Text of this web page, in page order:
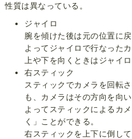
性質は異なっている。
ジャイロ
腕を傾けた後は元の位置に戻
よってジャイロで行なった
上や下を向くときはジャイロ
右スティック
スティックでカメラを回転
も、カメラはその方向を向い
よってスティックによるカ
く」ことができる。
右スティックを上下に倒し